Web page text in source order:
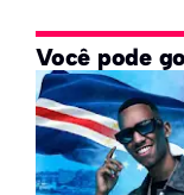
Você pode